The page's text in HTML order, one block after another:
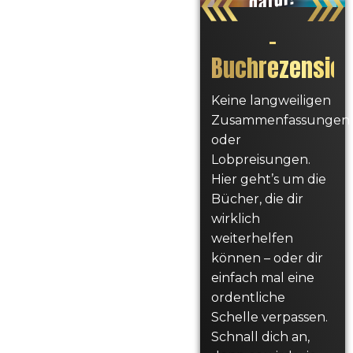
–
Keine langweiligen
Zusammenfassungen
oder
Lobpreisungen.
Hier geht’s um die
Bücher, die dir
wirklich
weiterhelfen
können – oder dir
einfach mal eine
ordentliche
Schelle verpassen.
Schnall dich an,